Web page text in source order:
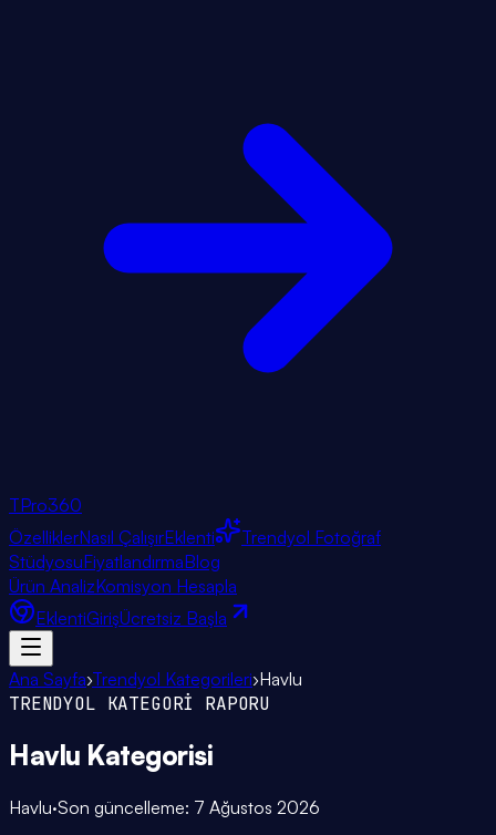
TPro360
ÖzelliklerNasıl ÇalışırEklenti
Trendyol Fotoğraf
StüdyosuFiyatlandırmaBlog
Ürün AnalizKomisyon Hesapla
EklentiGirişÜcretsiz Başla
Ana Sayfa›Trendyol Kategorileri›Havlu
TRENDYOL KATEGORİ RAPORU
Havlu Kategorisi
Havlu·Son güncelleme: 7 Ağustos 2026